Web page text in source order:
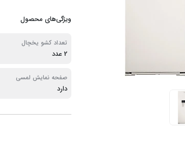
ویژگی‌های محصول
تعداد کشو یخچال
2 عدد
صفحه نمایش لمسی
دارد